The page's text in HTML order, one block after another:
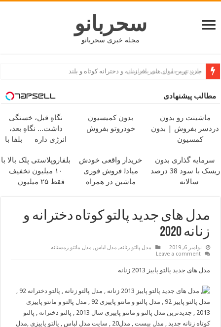
سحربانو
مجله خبری سحربانو
جدید ترین مدل های پافر زنانه و دخترانه کوتاه و بلند
مطالب پیشنهادی
ماشینت رو بدون
دردسر بفروش | بدون
کمسیون
بدون کمیسیون
خودروتو بفروش
نگاهِ قبل، خستگی
داشت... نگاهِ بعد،
انرژی داره
بلفا با
سرمایه گذاری بدون
ریسک با سود 38 درصد
سالانه
خریدار واقعی خودش
میاد! فروش فوری
ماشین در همراه
بلفاروپلاستی پلک بالا با
۱۰ میلیون تخفیف
فقط ۲۵ میلیون
مدل های جدید پالتو كوتاه دخترانه و
زنانه 2020
نوامبر 6, 2019 مدل پالتو زنانه, مدل لباس, مدل مانتو زمستانه
Leave a comment
مدل های جدید پالتو پاییز 2013 زنانه